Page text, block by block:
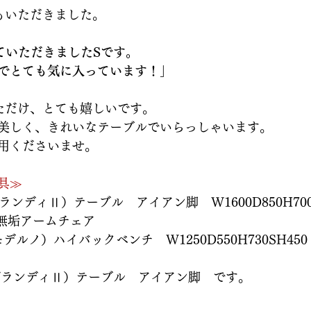
ただきました。
ただきましたSです。
ても気に入っています！」
け、とても嬉しいです。
しく、きれいなテーブルでいらっしゃいます。
くださいませ。
≫
ンディⅡ）テーブル　アイアン脚　
垢アームチェア
ルノ）ハイバックベンチ　W1250D550H730SH450
ディⅡ）テーブル　アイアン脚　です。